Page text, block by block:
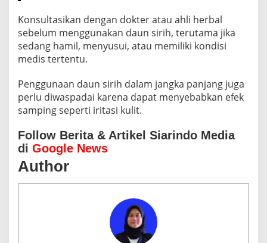
Konsultasikan dengan dokter atau ahli herbal
sebelum menggunakan daun sirih, terutama jika
sedang hamil, menyusui, atau memiliki kondisi
medis tertentu.
Penggunaan daun sirih dalam jangka panjang juga
perlu diwaspadai karena dapat menyebabkan efek
samping seperti iritasi kulit.
Follow Berita & Artikel Siarindo Media
di Google News
Author